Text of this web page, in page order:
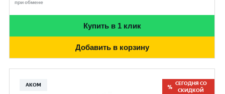
при обмене
Купить в 1 клик
Добавить в корзину
АКОМ
СЕГОДНЯ СО
СКИДКОЙ